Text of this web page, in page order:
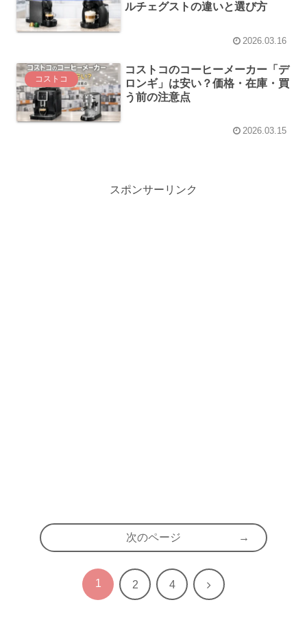
ルチェグストの違いと選び方
2026.03.16
コストコ
コストコのコーヒーメーカー「デ
ロンギ」は安い？価格・在庫・買
う前の注意点
2026.03.15
スポンサーリンク
次のページ
1 2 4 次